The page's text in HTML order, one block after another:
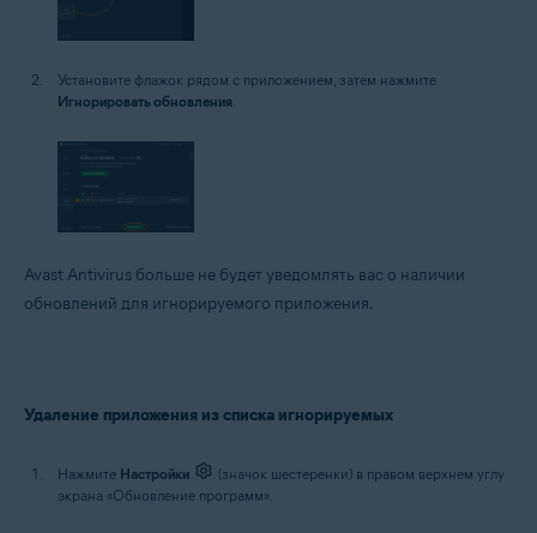
Установите флажок рядом с приложением, затем нажмите
Игнорировать обновления.
Avast Antivirus больше не будет уведомлять вас о наличии
обновлений для игнорируемого приложения.
Удаление приложения из списка игнорируемых
Нажмите Настройки
(значок шестеренки) в правом верхнем углу
экрана «Обновление программ».